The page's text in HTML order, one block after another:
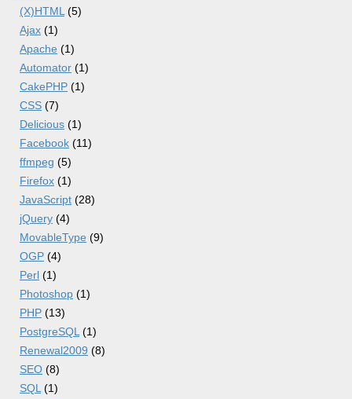
(X)HTML (5)
Ajax (1)
Apache (1)
Automator (1)
CakePHP (1)
CSS (7)
Delicious (1)
Facebook (11)
ffmpeg (5)
Firefox (1)
JavaScript (28)
jQuery (4)
MovableType (9)
OGP (4)
Perl (1)
Photoshop (1)
PHP (13)
PostgreSQL (1)
Renewal2009 (8)
SEO (8)
SQL (1)